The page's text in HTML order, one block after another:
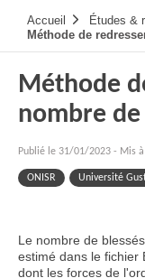
principale
Accueil Études &
Méthode de
Méthode
nombre
Publié le 31/01/2023 - Mis
ONISR Université
Le nombre de
estimé dans le fichier
dont les forces de